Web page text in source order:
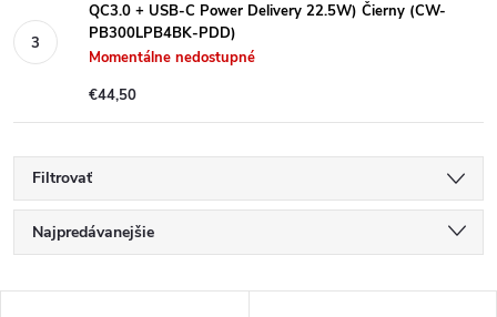
QC3.0 + USB-C Power Delivery 22.5W) Čierny (CW-
PB300LPB4BK-PDD)
Momentálne nedostupné
€44,50
Filtrovať
R
a
Najpredávanejšie